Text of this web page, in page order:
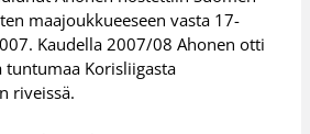
maajoukkueeseen vasta 17-
Kaudella 2007/08 Ahonen otti
tuntumaa Korisliigasta
riveissä.